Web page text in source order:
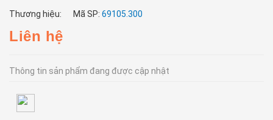
Thương hiệu: Mã SP: 69105.300
Liên hệ
Thông tin sản phẩm đang được cập nhật